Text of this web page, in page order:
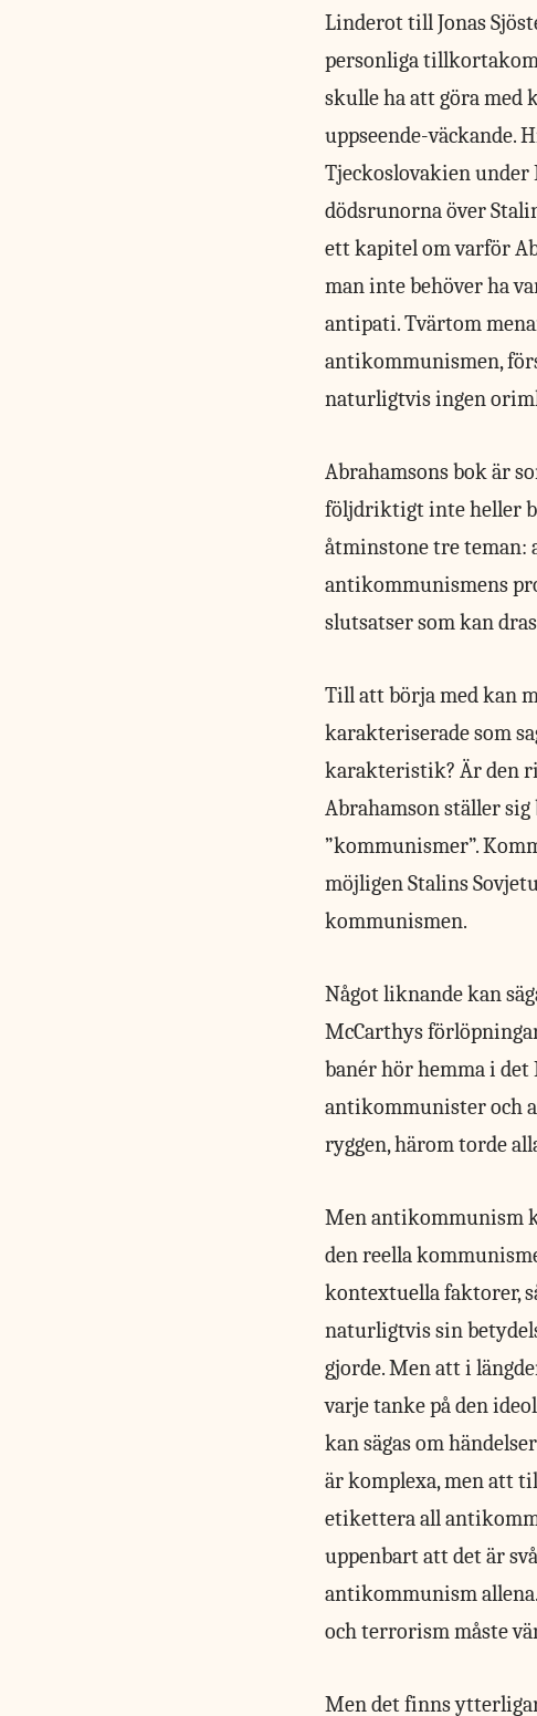
Linderot till Jonas
personliga
skulle ha att göra med
uppseende-väckande.
Tjeckoslovakien
dödsrunorna över
ett kapitel om varför
man inte behöver ha
antipati. Tvärtom
antikommunismen,
naturligtvis ingen
Abrahamsons bok är
följdriktigt inte heller
åtminstone tre teman:
antikommunismens
slutsatser som kan
Till att börja med kan
karakteriserade som
karakteristik? Är den
Abrahamson ställer
”kommunismer”.
möjligen Stalins
kommunismen.
Något liknande kan
McCarthys
banér hör hemma i det
antikommunister och
ryggen, härom torde
Men antikommunism
den reella
kontextuella faktorer,
naturligtvis sin
gjorde. Men att i
varje tanke på den
kan sägas om
är komplexa, men att
etikettera all
uppenbart att det är
antikommunism
och terrorism måste
Men det finns